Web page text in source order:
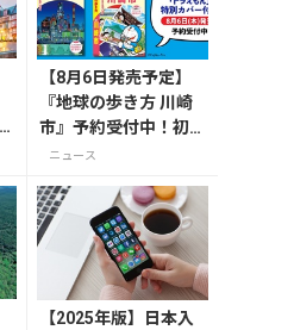
【8月6日発売予定】
『地球の歩き方 川崎
市』予約受付中！初回
限定版は「ドラえも
ニュース
【2025年版】日本入